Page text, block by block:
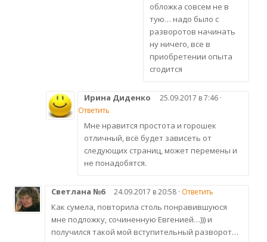
обложка совсем не в
тую… надо было с
разворотов начинать
ну ничего, все в
приобретении опыта
сгодится
Ирина Диденко
25.09.2017 в 7:46 ·
Ответить
Мне нравится простота и горошек
отличный, всё будет зависеть от
следующих страниц, может перемены и
не понадобятся.
Светлана №6 24.09.2017 в 20:58 · Ответить
Как сумела, повторила столь понравившуюся
мне подложку, сочиненную Евгенией…))) и
получился такой мой вступительный разворот…